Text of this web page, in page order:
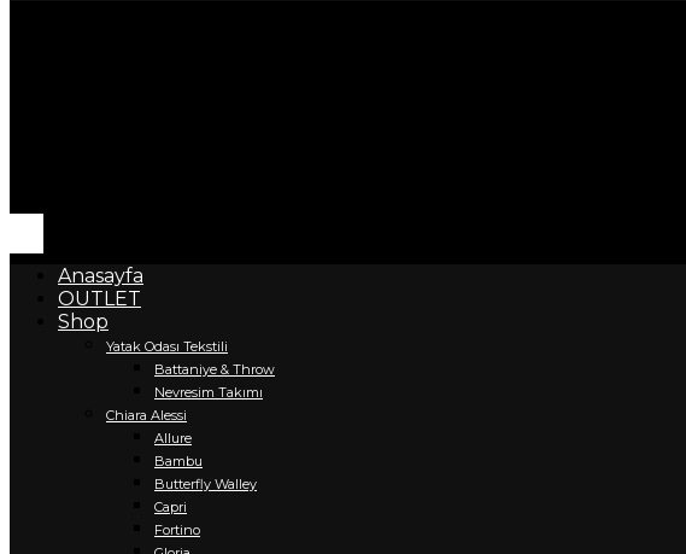
Anasayfa
OUTLET
Shop
Yatak Odası Tekstili
Battaniye & Throw
Nevresim Takımı
Chiara Alessi
Allure
Bambu
Butterfly Walley
Capri
Fortino